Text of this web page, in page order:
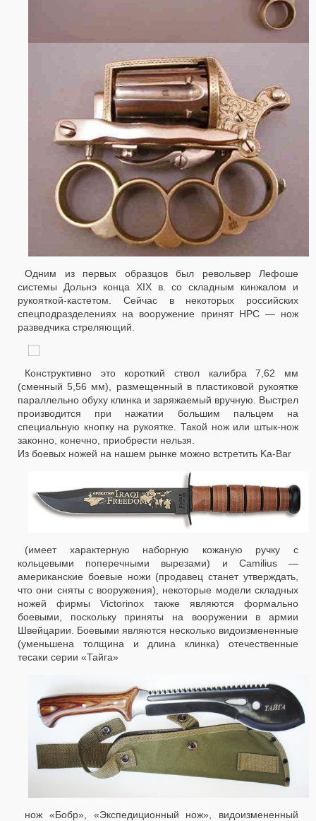
Одним из первых образцов был револьвер Лефоше
системы Дольнэ конца XIX в. со складным кинжалом и
рукояткой-кастетом. Сейчас в некоторых российских
спецподразделениях на вооружение принят НРС — нож
разведчика стреляющий.
Конструктивно это короткий ствол калибра 7,62 мм
(сменный 5,56 мм), размещенный в пластиковой рукоятке
параллельно обуху клинка и заряжаемый вручную. Выстрел
производится при нажатии большим пальцем на
специальную кнопку на рукоятке. Такой нож или штык-нож
законно, конечно, приобрести нельзя.
Из боевых ножей на нашем рынке можно встретить Ka-Bar
(имеет характерную наборную кожаную ручку с
кольцевыми поперечными вырезами) и Camilius —
американские боевые ножи (продавец станет утверждать,
что они сняты с вооружения), некоторые модели складных
ножей фирмы Victorinox также являются формально
боевыми, поскольку приняты на вооружении в армии
Швейцарии. Боевыми являются несколько видоизмененные
(уменьшена толщина и длина клинка) отечественные
тесаки серии «Тайга»
нож «Бобр», «Экспедиционный нож», видоизмененный